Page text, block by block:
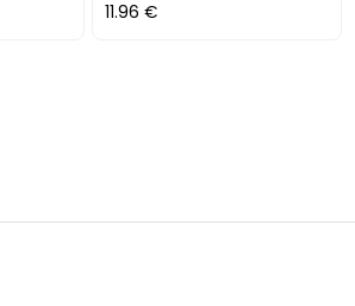
11.96 €